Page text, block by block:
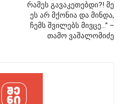
რამეს გავაკეთებდი?! მე
ეს არ მქონია და მინდა,
ჩემს შვილებს მივცე…” –
თამო ვაშალომიძე